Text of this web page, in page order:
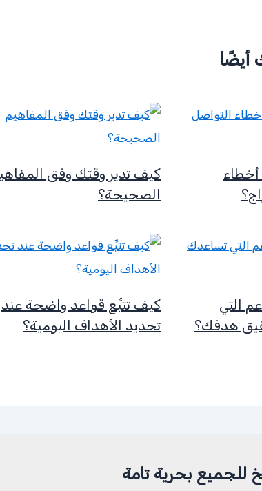
أيضًا
أخطاء
كيف تدير وقتك وفق
الصحيحة؟
التي
هدفك؟
كيف تتبِّع قواعد واضحة عند
تحديد الأهداف اليومية؟
للجميع بحرية تامة